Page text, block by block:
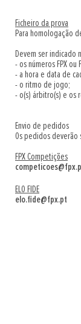
Ficheiro da prova
Para homologação
Devem ser indicado
- os números FPX
- a hora e data de
- o ritmo de jogo;
- o(s) árbitro(s) e os
Envio de pedidos
Os pedidos deverão
FPX Competições
ELO FIDE
elo.fide@fpx.pt